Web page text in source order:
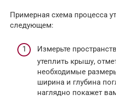
Примерная схема процесса
следующем:
Измерьте
утеплить крышу,
необходимые
ширина и глубина
наглядно покажет